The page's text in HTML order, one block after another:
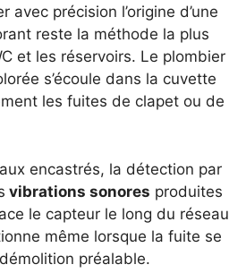
précision l’origine d’une
reste la méthode la plus
et les réservoirs. Le plombier
s’écoule dans la cuvette
les fuites de clapet ou de
encastrés, la détection par
vibrations sonores produites
le capteur le long du réseau
même lorsque la fuite se
préalable.